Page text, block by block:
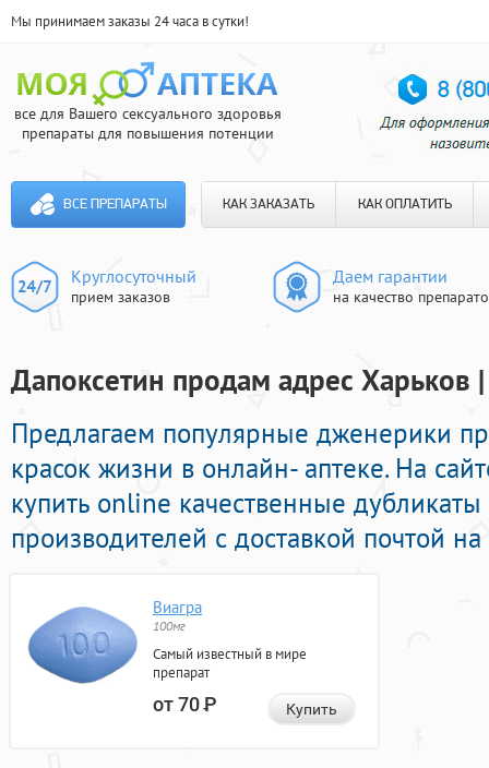
Мы принимаем заказы 24 часа в сутки!
все для Вашего сексуального здоровья
препараты для повышения потенции
ВСЕ ПРЕПАРАТЫ КАК ЗАКАЗАТЬ КАК ОПЛАТИТЬ
Круглосуточный
прием заказов
Даем гарантии
на качество
Дапоксетин продам адрес Харьков
Предлагаем популярные дженерики
красок жизни в онлайн- аптеке. На
купить online качественные
производителей с доставкой почтой
Виагра
100мг
Самый известный в мире
препарат
от 70Р Купить